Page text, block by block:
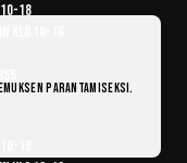
18
parantamiseksi.